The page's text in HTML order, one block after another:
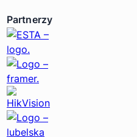
Partnerzy